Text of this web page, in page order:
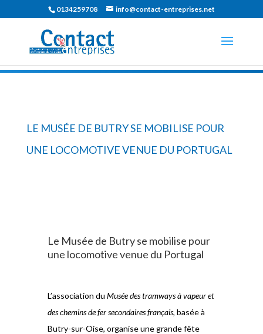
0134259708 info@contact-entreprises.net
LE MUSÉE DE BUTRY SE MOBILISE POUR
UNE LOCOMOTIVE VENUE DU PORTUGAL
Le Musée de Butry se mobilise pour
une locomotive venue du Portugal
L’association du Musée des tramways à vapeur et
des chemins de fer secondaires français, basée à
Butry-sur-Oise, organise une grande fête